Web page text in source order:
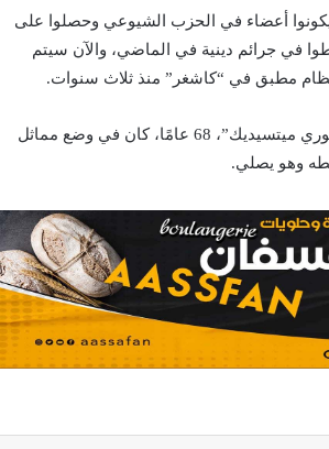
أعضاء في الحزب الشيوعي وحصلوا على
في جرائم دينية في الماضي، والآن سيتم
مطبق في “كاشغر” منذ ثلاث سنوات.
ووفق وكالة أنباء تركستان الشرقية فقد علم أن مزارعا يُدعى “ماميتنوري ميتسيديك”، 68 عامًا، كان في وضع مماثل
وهو يصلي.